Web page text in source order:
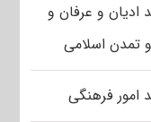
ادیان و عرفان و
تمدن اسلامی
امور فرهنگی